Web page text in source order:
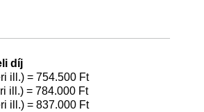
díj
ill.) = 754.500 Ft
ill.) = 784.000 Ft
ill.) = 837.000 Ft